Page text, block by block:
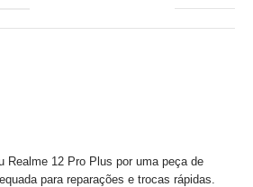
Realme 12 Pro Plus por uma peça de
para reparações e trocas rápidas.